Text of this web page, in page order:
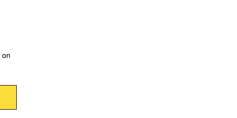
on